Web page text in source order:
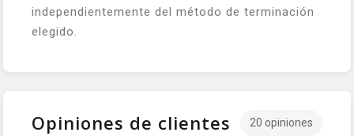
independientemente del método de terminación
elegido.
Opiniones de clientes 20 opiniones